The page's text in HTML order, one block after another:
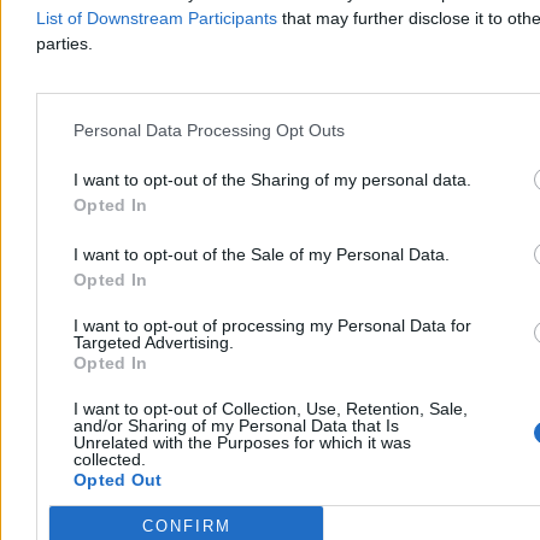
List of Downstream Participants that may further disclose it to
parties.
Personal Data Processing Opt Outs
I want to opt-out of the Sharing of my personal data.
Opted In
I want to opt-out of the Sale of my Personal Data.
Opted In
I want to opt-out of processing my Personal Data for
Targeted Advertising.
Opted In
I want to opt-out of Collection, Use, Retention, Sale,
and/or Sharing of my Personal Data that Is
Unrelated with the Purposes for which it was
collected.
Opted Out
CONFIRM
Nie żyje Andrzej Morozowski. Wybitny
dziennikarz miał 69 lat